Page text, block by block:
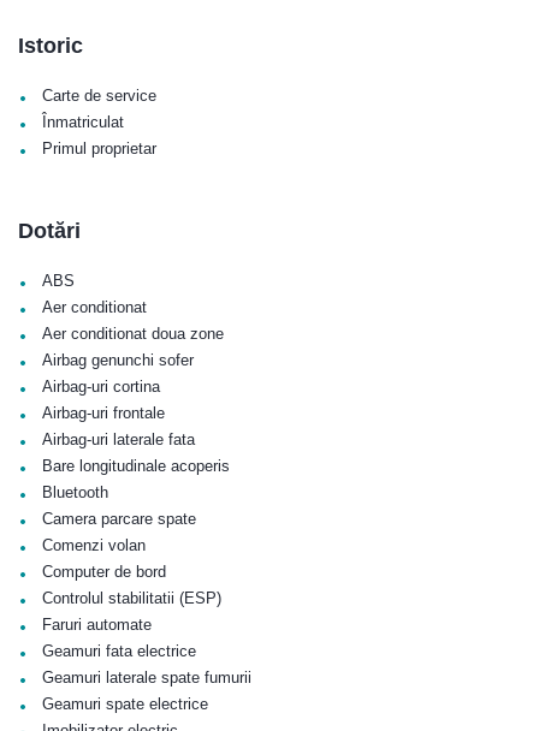
Istoric
• Carte de service
• Înmatriculat
• Primul proprietar
Dotări
• ABS
• Aer conditionat
• Aer conditionat doua zone
• Airbag genunchi sofer
• Airbag-uri cortina
• Airbag-uri frontale
• Airbag-uri laterale fata
• Bare longitudinale acoperis
• Bluetooth
• Camera parcare spate
• Comenzi volan
• Computer de bord
• Controlul stabilitatii (ESP)
• Faruri automate
• Geamuri fata electrice
• Geamuri laterale spate fumurii
• Geamuri spate electrice